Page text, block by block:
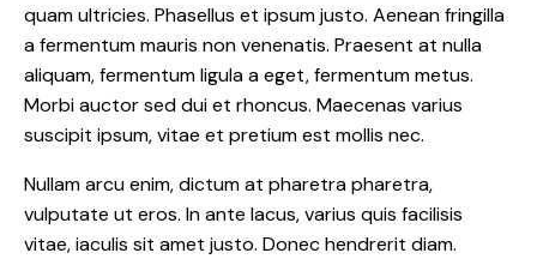
quam ultricies. Phasellus et ipsum justo. Aenean fringilla
a fermentum mauris non venenatis. Praesent at nulla
aliquam, fermentum ligula a eget, fermentum metus.
Morbi auctor sed dui et rhoncus. Maecenas varius
suscipit ipsum, vitae et pretium est mollis nec.
Nullam arcu enim, dictum at pharetra pharetra,
vulputate ut eros. In ante lacus, varius quis facilisis
vitae, iaculis sit amet justo. Donec hendrerit diam.